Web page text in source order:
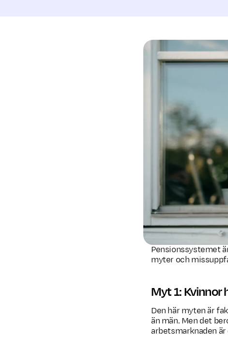
Pensionssystemet
myter och
Myt 1: Kvinnor
Den här myten är
än män. Men det
arbetsmarknaden